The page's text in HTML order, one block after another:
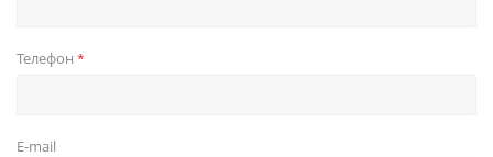
Телефон *
E-mail